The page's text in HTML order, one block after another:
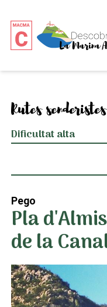
Rutes senderistes
Dificultat alta
Pego
Pla
de la